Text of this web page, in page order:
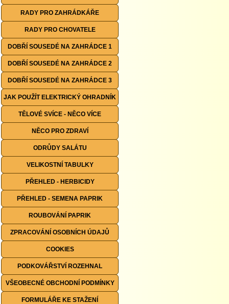
RADY PRO ZAHRÁDKÁŘE
RADY PRO CHOVATELE
DOBŘÍ SOUSEDÉ NA ZAHRÁDCE 1
DOBŘÍ SOUSEDÉ NA ZAHRÁDCE 2
DOBŘÍ SOUSEDÉ NA ZAHRÁDCE 3
JAK POUŽÍT ELEKTRICKÝ OHRADNÍK
TĚLOVÉ SVÍCE - NĚCO VÍCE
NĚCO PRO ZDRAVÍ
ODRŮDY SALÁTU
VELIKOSTNÍ TABULKY
PŘEHLED - HERBICIDY
PŘEHLED - SEMENA PAPRIK
ROUBOVÁNÍ PAPRIK
ZPRACOVÁNÍ OSOBNÍCH ÚDAJŮ
COOKIES
PODKOVÁŘSTVÍ ROZEHNAL
VŠEOBECNÉ OBCHODNÍ PODMÍNKY
FORMULÁŘE KE STAŽENÍ